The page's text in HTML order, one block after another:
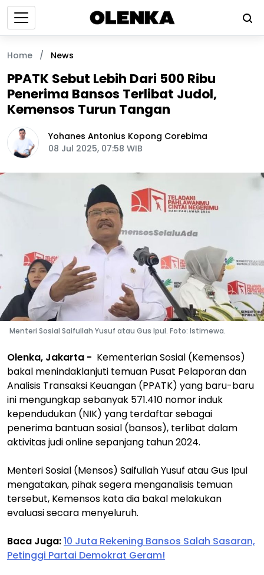
Home / News
PPATK Sebut Lebih Dari 500 Ribu
Penerima Bansos Terlibat Judol,
Kemensos Turun Tangan
Yohanes Antonius Kopong Corebima
08 Jul 2025, 07:58 WIB
Menteri Sosial Saifullah Yusuf atau Gus Ipul. Foto: Istimewa.
Olenka, Jakarta - Kementerian Sosial (Kemensos)
bakal menindaklanjuti temuan Pusat Pelaporan dan
Analisis Transaksi Keuangan (PPATK) yang baru-baru
ini mengungkap sebanyak 571.410 nomor induk
kependudukan (NIK) yang terdaftar sebagai
penerima bantuan sosial (bansos), terlibat dalam
aktivitas judi online sepanjang tahun 2024.
Menteri Sosial (Mensos) Saifullah Yusuf atau Gus Ipul
mengatakan, pihak segera menganalisis temuan
tersebut, Kemensos kata dia bakal melakukan
evaluasi secara menyeluruh.
Baca Juga:10 Juta Rekening Bansos Salah Sasaran,
Petinggi Partai Demokrat Geram!